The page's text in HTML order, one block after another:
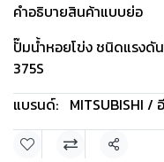
คำอธิบายสินค้าแบบย่อ
ปั๊มน้ำหอยโข่ง ชนิดแรงดั
375S
แบรนด์: MITSUBISHI /
แชร์